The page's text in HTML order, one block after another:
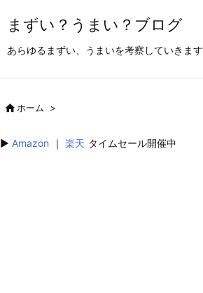
まずい？うまい？ブログ
あらゆるまずい、うまいを考察していきます
ホーム >
▶︎ Amazon ｜ 楽天 タイムセール開催中